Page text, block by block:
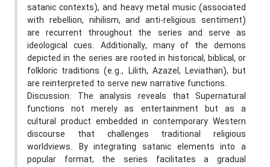
satanic contexts), and heavy metal music (associated
with rebellion, nihilism, and anti-religious sentiment)
are recurrent throughout the series and serve as
ideological cues. Additionally, many of the demons
depicted in the series are rooted in historical, biblical, or
folkloric traditions (e.g., Lilith, Azazel, Leviathan), but
are reinterpreted to serve new narrative functions.
Discussion: The analysis reveals that Supernatural
functions not merely as entertainment but as a
cultural product embedded in contemporary Western
discourse that challenges traditional religious
worldviews. By integrating satanic elements into a
popular format, the series facilitates a gradual